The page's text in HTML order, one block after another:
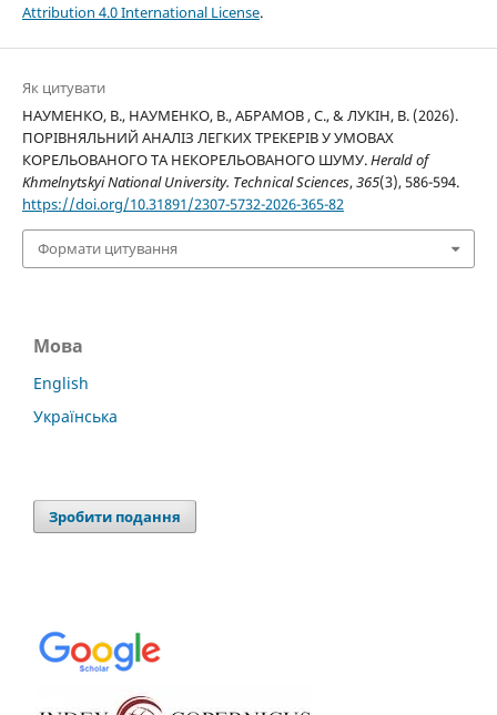
Attribution 4.0 International License.
Як цитувати
НАУМЕНКО, В., НАУМЕНКО, В., АБРАМОВ , С., & ЛУКІН, В. (2026).
ПОРІВНЯЛЬНИЙ АНАЛІЗ ЛЕГКИХ ТРЕКЕРІВ У УМОВАХ
КОРЕЛЬОВАНОГО ТА НЕКОРЕЛЬОВАНОГО ШУМУ.Herald of
Khmelnytskyi National University. Technical Sciences,365(3), 586-594.
https://doi.org/10.31891/2307-5732-2026-365-82
Формати цитування
Мова
English
Українська
Зробити подання